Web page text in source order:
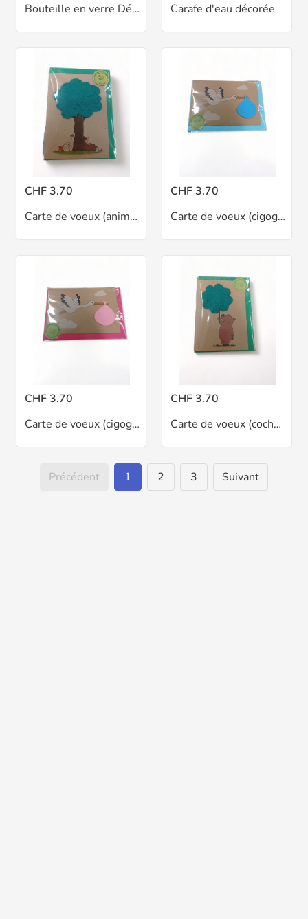
Bouteille en verre Décorée
Carafe d'eau décorée
CHF 3.70
Carte de voeux (animaux détendus)
CHF 3.70
Carte de voeux (cigogne/bleu)
CHF 3.70
Carte de voeux (cigogne/rose)
CHF 3.70
Carte de voeux (cochon/trèfle)
Précédent 1 2 3 Suivant